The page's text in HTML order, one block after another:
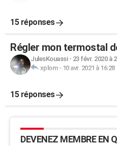
15 réponses
Régler mon termostal
JulesKouassi- 23 févr. 2020 à
xplom- 10 avr. 2021 à 16:28
15 réponses
DEVENEZ MEMBRE EN